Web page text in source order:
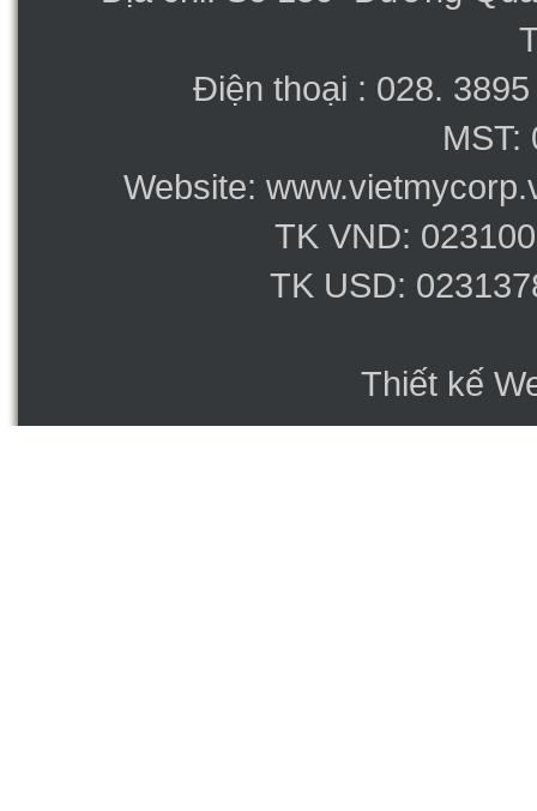
Điện thoại : 028.
MST:
Website:
TK VND:
TK USD:
Thiết kế